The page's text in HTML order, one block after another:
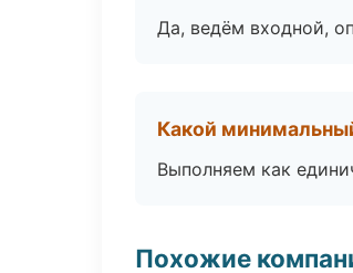
Да, ведём входной,
Какой
Выполняем как
Похожие